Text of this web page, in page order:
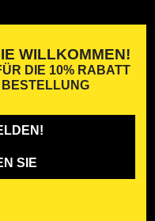
WILLKOMMEN!
DIE 10% RABATT
SIE